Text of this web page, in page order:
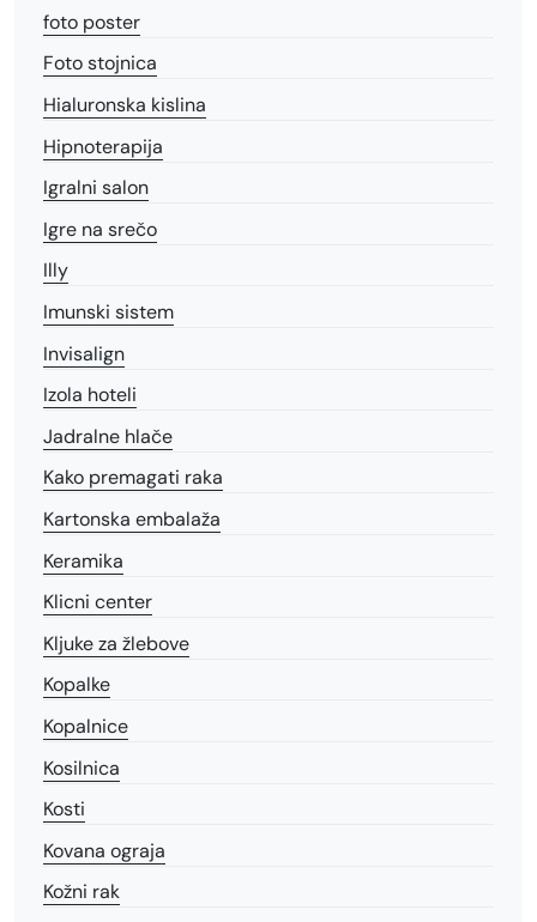
foto poster
Foto stojnica
Hialuronska kislina
Hipnoterapija
Igralni salon
Igre na srečo
Illy
Imunski sistem
Invisalign
Izola hoteli
Jadralne hlače
Kako premagati raka
Kartonska embalaža
Keramika
Klicni center
Kljuke za žlebove
Kopalke
Kopalnice
Kosilnica
Kosti
Kovana ograja
Kožni rak